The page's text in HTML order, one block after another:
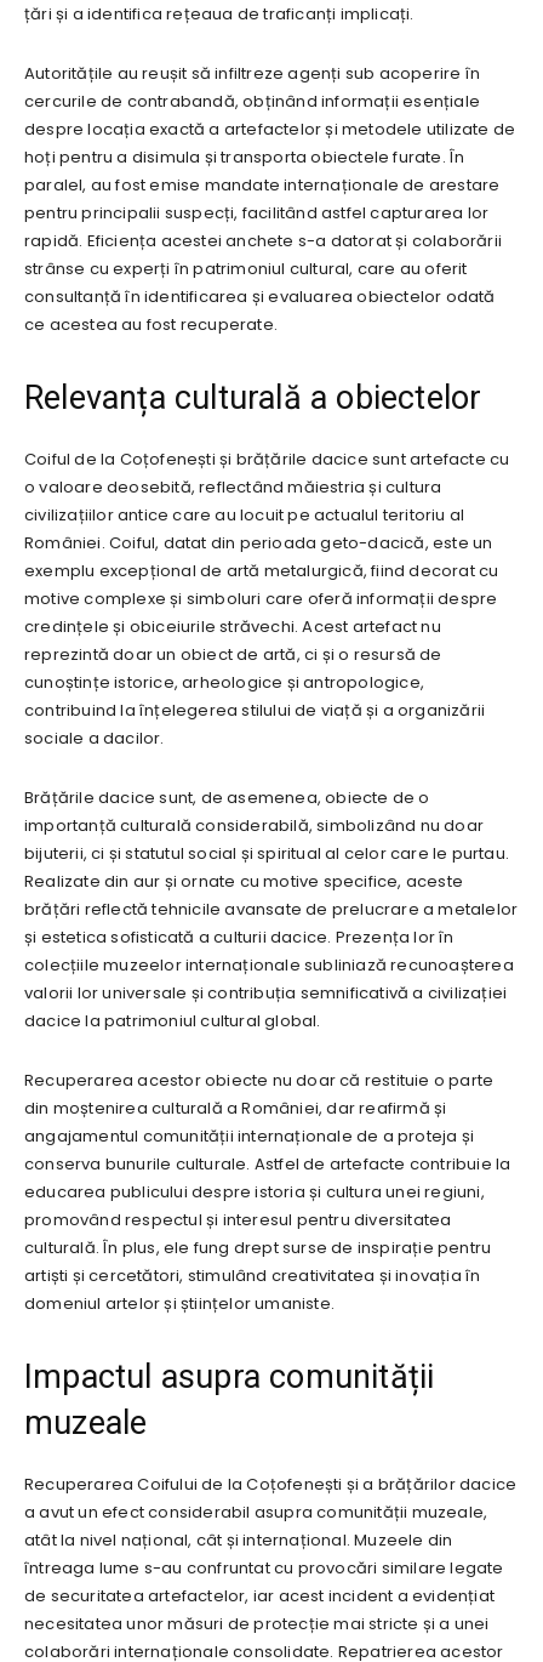
țări și a identifica rețeaua de traficanți implicați.
Autoritățile au reușit să infiltreze agenți sub acoperire în
cercurile de contrabandă, obținând informații esențiale
despre locația exactă a artefactelor și metodele utilizate de
hoți pentru a disimula și transporta obiectele furate. În
paralel, au fost emise mandate internaționale de arestare
pentru principalii suspecți, facilitând astfel capturarea lor
rapidă. Eficiența acestei anchete s-a datorat și colaborării
strânse cu experți în patrimoniul cultural, care au oferit
consultanță în identificarea și evaluarea obiectelor odată
ce acestea au fost recuperate.
Relevanța culturală a obiectelor
Coiful de la Coțofenești și brățările dacice sunt artefacte cu
o valoare deosebită, reflectând măiestria și cultura
civilizațiilor antice care au locuit pe actualul teritoriu al
României. Coiful, datat din perioada geto-dacică, este un
exemplu excepțional de artă metalurgică, fiind decorat cu
motive complexe și simboluri care oferă informații despre
credințele și obiceiurile străvechi. Acest artefact nu
reprezintă doar un obiect de artă, ci și o resursă de
cunoștințe istorice, arheologice și antropologice,
contribuind la înțelegerea stilului de viață și a organizării
sociale a dacilor.
Brățările dacice sunt, de asemenea, obiecte de o
importanță culturală considerabilă, simbolizând nu doar
bijuterii, ci și statutul social și spiritual al celor care le purtau.
Realizate din aur și ornate cu motive specifice, aceste
brățări reflectă tehnicile avansate de prelucrare a metalelor
și estetica sofisticată a culturii dacice. Prezența lor în
colecțiile muzeelor internaționale subliniază recunoașterea
valorii lor universale și contribuția semnificativă a civilizației
dacice la patrimoniul cultural global.
Recuperarea acestor obiecte nu doar că restituie o parte
din moștenirea culturală a României, dar reafirmă și
angajamentul comunității internaționale de a proteja și
conserva bunurile culturale. Astfel de artefacte contribuie la
educarea publicului despre istoria și cultura unei regiuni,
promovând respectul și interesul pentru diversitatea
culturală. În plus, ele fung drept surse de inspirație pentru
artiști și cercetători, stimulând creativitatea și inovația în
domeniul artelor și științelor umaniste.
Impactul asupra comunității
muzeale
Recuperarea Coifului de la Coțofenești și a brățărilor dacice
a avut un efect considerabil asupra comunității muzeale,
atât la nivel național, cât și internațional. Muzeele din
întreaga lume s-au confruntat cu provocări similare legate
de securitatea artefactelor, iar acest incident a evidențiat
necesitatea unor măsuri de protecție mai stricte și a unei
colaborări internaționale consolidate. Repatrierea acestor